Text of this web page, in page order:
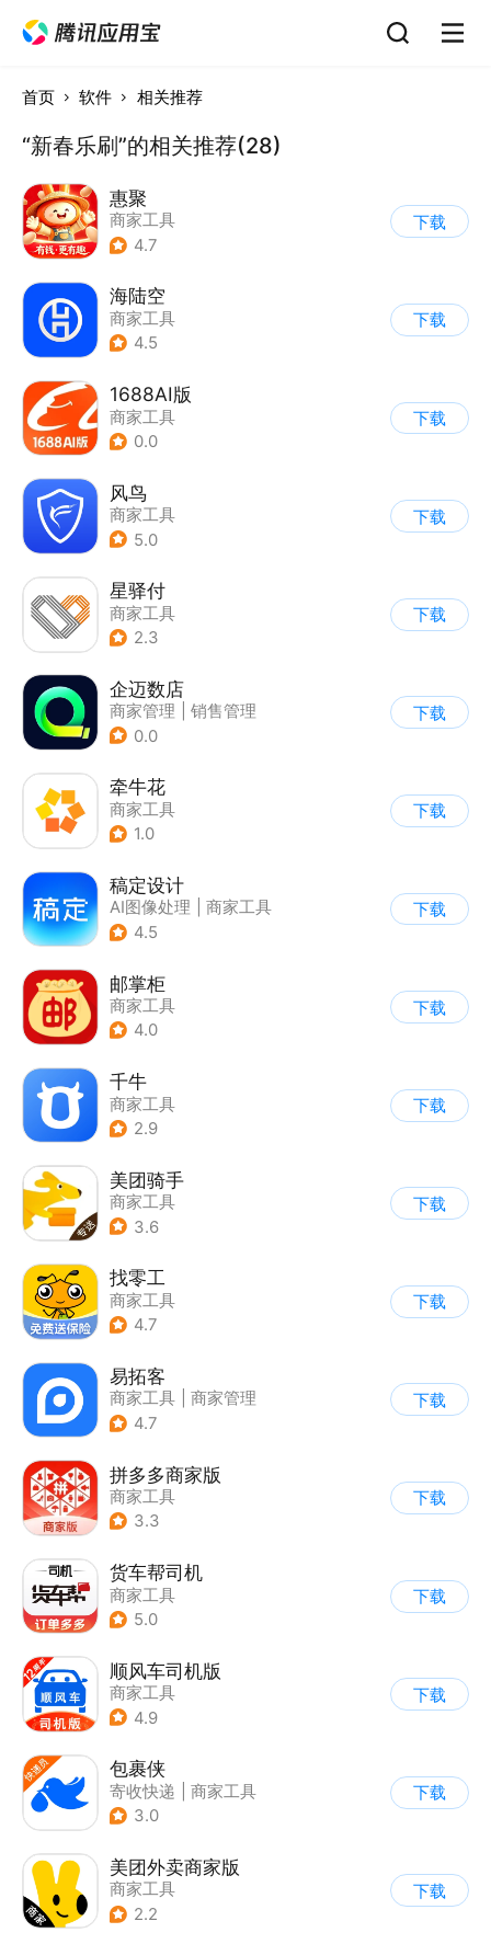
首页 软件 相关推荐
“新春乐刷”的相关推荐(28)
惠聚
商家工具
4.7
下载
海陆空
商家工具
4.5
下载
1688AI版
商家工具
0.0
下载
风鸟
商家工具
5.0
下载
星驿付
商家工具
2.3
下载
企迈数店
商家管理
销售管理
0.0
下载
牵牛花
商家工具
1.0
下载
稿定设计
AI图像处理
商家工具
4.5
下载
邮掌柜
商家工具
4.0
下载
千牛
商家工具
2.9
下载
美团骑手
商家工具
3.6
下载
找零工
商家工具
4.7
下载
易拓客
商家工具
商家管理
4.7
下载
拼多多商家版
商家工具
3.3
下载
货车帮司机
商家工具
5.0
下载
顺风车司机版
商家工具
4.9
下载
包裹侠
寄收快递
商家工具
3.0
下载
美团外卖商家版
商家工具
2.2
下载